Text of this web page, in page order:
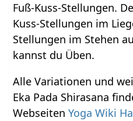
Fuß-Kuss-Stellungen.
Kuss-Stellungen im
Stellungen im Stehen
kannst du Üben.
Alle Variationen und
Eka Pada Shirasana
WebseitenYoga Wiki